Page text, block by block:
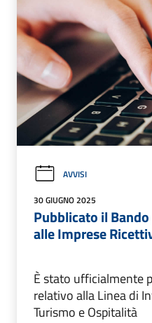
AVVISI
30 GIUGNO 2025
Pubblicato il
alle Imprese
È stato ufficialmente
relativo alla Linea di
Turismo e Ospitalità